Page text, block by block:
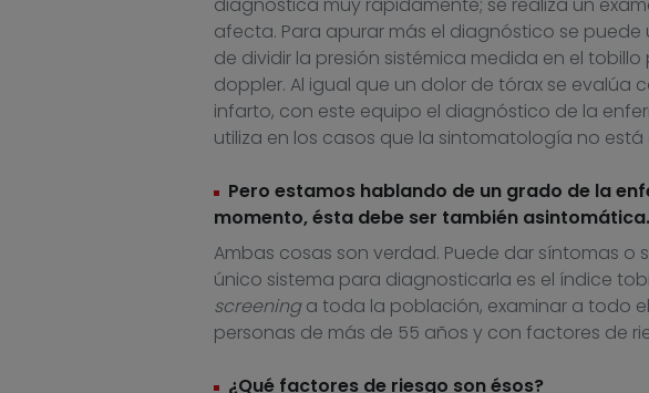
diagnostica muy rápidamente; se realiza un
afecta. Para apurar más el diagnóstico se puede
de dividir la presión sistémica medida en el
doppler. Al igual que un dolor de tórax se evalúa
infarto, con este equipo el diagnóstico de la
utiliza en los casos que la sintomatología no
Pero estamos hablando de un grado de la
momento, ésta debe ser también
Ambas cosas son verdad. Puede dar síntomas
único sistema para diagnosticarla es el índice
screeninga toda la población, examinar a todo
personas de más de 55 años y con factores de
¿Qué factores de riesgo son ésos?